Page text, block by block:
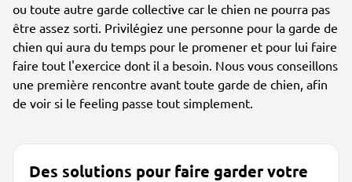
ou toute autre garde collective car le chien ne pourra pas
être assez sorti. Privilégiez une personne pour la garde de
chien qui aura du temps pour le promener et pour lui faire
faire tout l'exercice dont il a besoin. Nous vous conseillons
une première rencontre avant toute garde de chien, afin
de voir si le feeling passe tout simplement.
Des solutions pour faire garder votre